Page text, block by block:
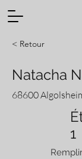
< Retour
Natacha
68600
1